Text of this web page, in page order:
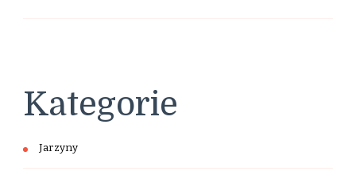
Kategorie
Jarzyny